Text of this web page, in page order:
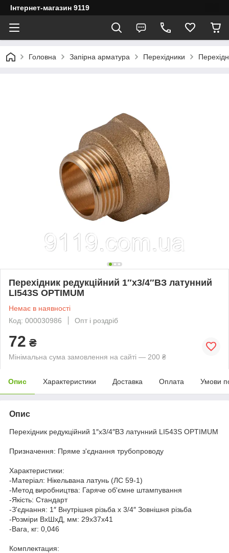
Інтернет-магазин 9119
Головна Запірна арматура Перехідники
Перехідник редукційний 1″х3/4″ВЗ латунний
LI543S OPTIMUM
Немає в наявності
Код: 000030986
Опт і роздріб
72 ₴
Мінімальна сума замовлення на сайті — 200 ₴
Опис Характеристики Доставка Оплата Умови
Опис
Перехідник редукційний 1″х3/4″ВЗ латунний LI543S OPTIMUM
Призначення: Пряме з'єднання трубопроводу
Характеристики:
-Матеріал: Нікельвана латунь (ЛС 59-1)
-Метод виробництва: Гаряче об'ємне штампування
-Якість: Стандарт
-З'єднання: 1″ Внутрішня різьба х 3/4″ Зовнішня різьба
-Розміри ВхШхД, мм: 29х37х41
-Вага, кг: 0,046
Комплектация: